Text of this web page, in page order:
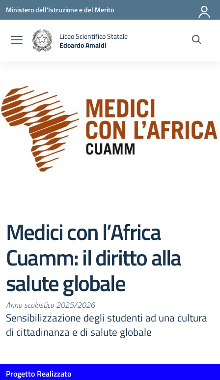
Vai ai contenuti
Vai al menu di navigazione
Vai al footer
Ministero dell'Istruzione e del Merito
Liceo Scientifico Statale
Edoardo Amaldi
Medici con l’Africa
Cuamm: il diritto alla
salute globale
Anno scolastico 2025/2026
Sensibilizzazione degli studenti ad una cultura
di cittadinanza e di salute globale
Progetto Realizzato